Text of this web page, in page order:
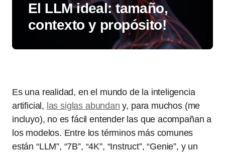
El LLM ideal: tamaño,
contexto y propósito!
Es una realidad, en el mundo de la inteligencia
artificial, las siglas abundan y, para muchos (me
incluyo), no es fácil entender las que acompañan a
los modelos. Entre los términos más comunes
están “LLM”, “7B”, “4K”, “Instruct”, “Genie”, y un